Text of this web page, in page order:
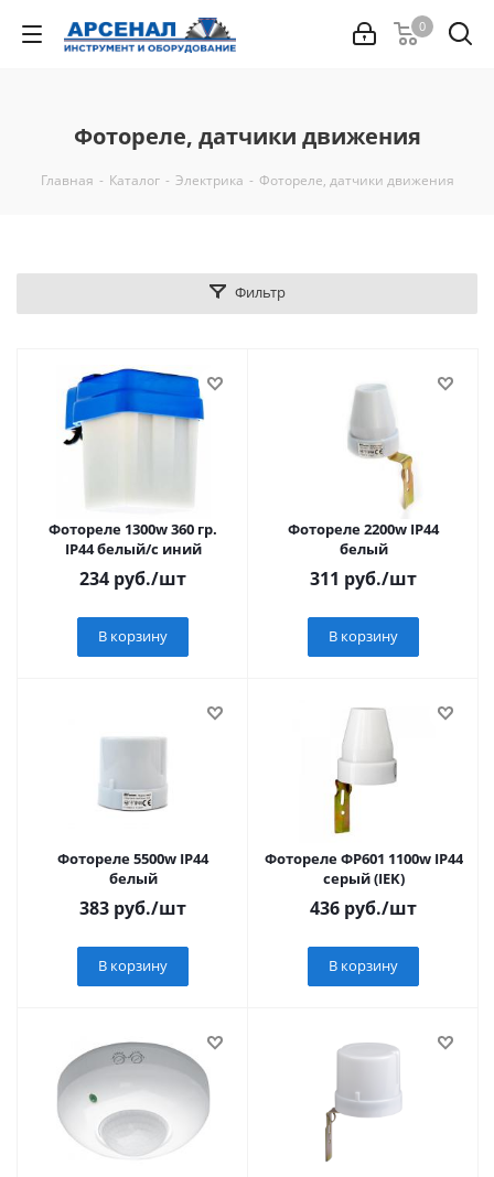
0
Фотореле, датчики движения
Главная - Каталог - Электрика - Фотореле, датчики движения
Фильтр
Фотореле 1300w 360 гр.
IP44 белый/с иний
234 руб./шт
В корзину
Фотореле 2200w IP44
белый
311 руб./шт
В корзину
Фотореле 5500w IP44
белый
383 руб./шт
В корзину
Фотореле ФР601 1100w IP44
серый (IEK)
436 руб./шт
В корзину